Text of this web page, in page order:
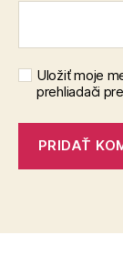
Uložiť moje
prehliadači